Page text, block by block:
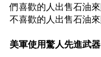
們喜歡的人出售石油
不喜歡的人出售石油來
美軍使用驚人先進武器